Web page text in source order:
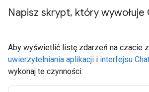
Napisz skrypt, który wywołuje
Aby wyświetlić listę zdarzeń na czacie
uwierzytelniania aplikacji i interfejsu
wykonaj te czynności: